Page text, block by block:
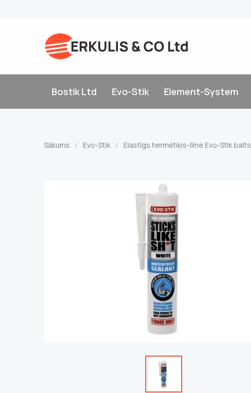
Bostik Ltd Evo-Stik Element-System
Sākums / Evo-Stik / Elastīgs hermētiķis-līme Evo-Stik balts